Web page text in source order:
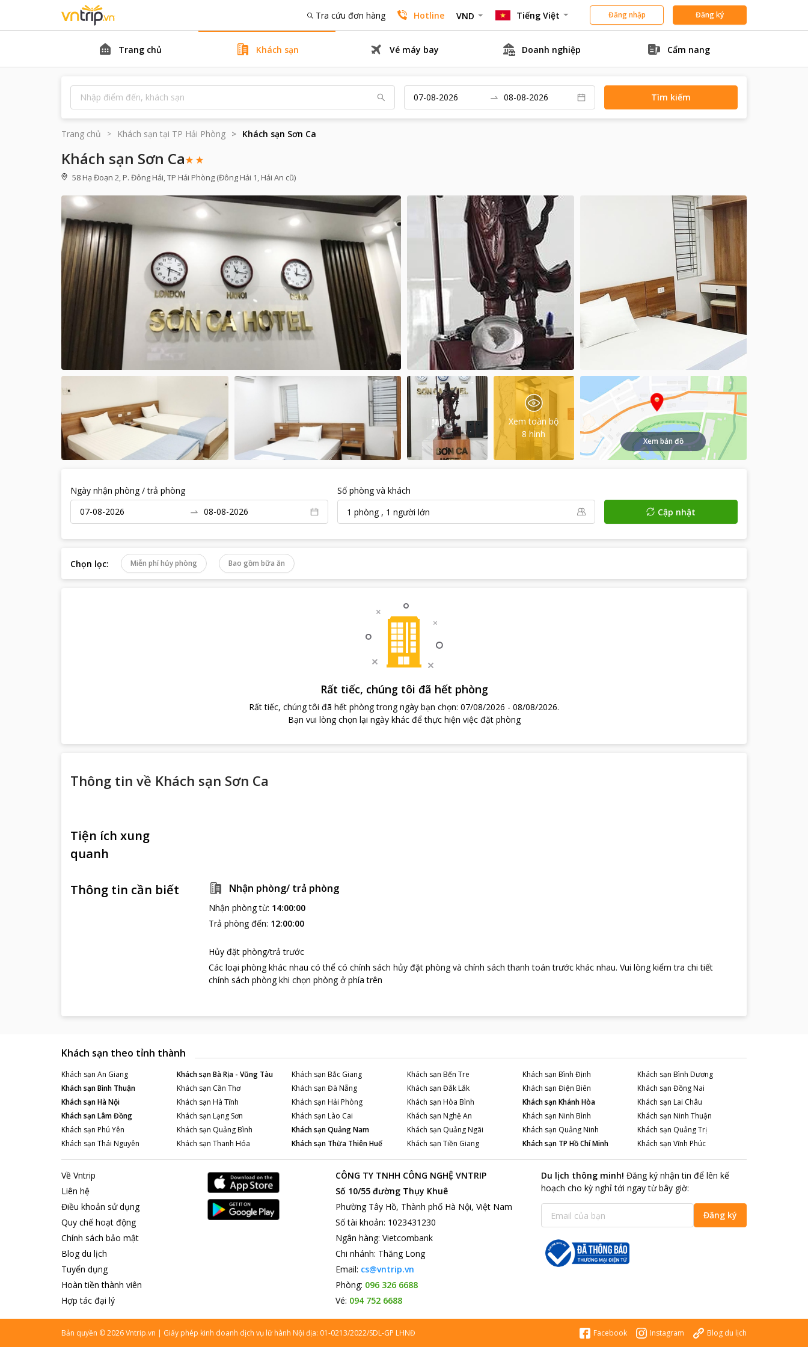
Tra cứu đơn hàng Hotline VND Tiếng Việt Đăng nhập Đăng ký
Trang chủ Khách sạn Vé máy bay Doanh nghiệp Cẩm nang
Tìm kiếm
Trang chủ Khách sạn tại TP Hải Phòng Khách sạn Sơn Ca
Khách sạn Sơn Ca
58 Hạ Đoạn 2, P. Đông Hải, TP Hải Phòng (Đông Hải 1, Hải An cũ)
Xem toàn bộ
8 hình
Xem bản đồ
Ngày nhận phòng / trả phòng
Số phòng và khách
1 phòng, 1 người lớn Cập nhật
Chọn lọc: Miễn phí hủy phòng Bao gồm bữa ăn
Rất tiếc, chúng tôi đã hết phòng
Rất tiếc, chúng tôi đã hết phòng trong ngày bạn chọn: 07/08/2026 - 08/08/2026.
Bạn vui lòng chọn lại ngày khác để thực hiện việc đặt phòng
Thông tin về Khách sạn Sơn Ca
Tiện ích xung
quanh
Thông tin cần biết Nhận phòng/ trả phòng
Nhận phòng từ: 14:00:00
Trả phòng đến: 12:00:00
Hủy đặt phòng/trả trước
Các loại phòng khác nhau có thể có chính sách hủy đặt phòng và chính sách thanh toán trước khác nhau. Vui lòng kiểm tra chi tiết
chính sách phòng khi chọn phòng ở phía trên
Khách sạn theo tỉnh thành
Khách sạn An Giang Khách sạnBà Rịa - Vũng Tàu Khách sạn Bắc Giang Khách sạn Bến Tre Khách sạn Bình Định Khách sạn Bình Dương
Khách sạnBình Thuận Khách sạn Cần Thơ Khách sạn Đà Nẵng Khách sạn Đắk Lắk Khách sạn Điện Biên Khách sạn Đồng Nai
Khách sạnHà Nội Khách sạn Hà Tĩnh Khách sạn Hải Phòng Khách sạn Hòa Bình Khách sạnKhánh Hòa Khách sạn Lai Châu
Khách sạnLâm Đồng Khách sạn Lạng Sơn Khách sạn Lào Cai Khách sạn Nghệ An Khách sạn Ninh Bình Khách sạn Ninh Thuận
Khách sạn Phú Yên Khách sạn Quảng Bình Khách sạnQuảng Nam Khách sạn Quảng Ngãi Khách sạn Quảng Ninh Khách sạn Quảng Trị
Khách sạn Thái Nguyên Khách sạn Thanh Hóa Khách sạn Thừa Thiên Huế Khách sạn Tiền Giang Khách sạn TP Hồ Chí Minh Khách sạn Vĩnh Phúc
Về Vntrip
Liên hệ
Điều khoản sử dụng
Quy chế hoạt động
Chính sách bảo mật
Blog du lịch
Tuyển dụng
Hoàn tiền thành viên
Hợp tác đại lý
CÔNG TY TNHH CÔNG NGHỆ VNTRIP
Số 10/55 đường Thụy Khuê
Phường Tây Hồ, Thành phố Hà Nội, Việt Nam
Số tài khoản: 1023431230
Ngân hàng: Vietcombank
Chi nhánh: Thăng Long
Email: cs@vntrip.vn
Phòng: 096 326 6688
Vé: 094 752 6688
Du lịch thông minh! Đăng ký nhận tin để lên kế
hoạch cho kỳ nghỉ tới ngay từ bây giờ:
Đăng ký
Bản quyền ©2026Vntrip.vn | Giấy phép kinh doanh dịch vụ lữ hành Nội địa: 01-0213/2022/SDL-GP LHNĐ Facebook Instagram Blog du lịch